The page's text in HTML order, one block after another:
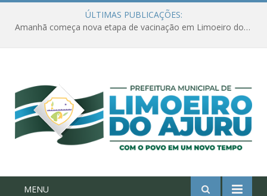
ÚLTIMAS PUBLICAÇÕES:
Amanhã começa nova etapa de vacinação em Limoeiro do Ajuru para idosos com 65 ou mais
MENU